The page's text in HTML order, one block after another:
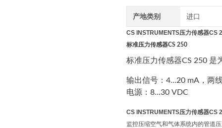
产地类别 进口
CS INSTRUMENTS压力传感器CS
标准压力传感器CS 250
标准压力传感器CS 250 是
输出信号：4...20 mA，两
电源：8...30 VDC
CS INSTRUMENTS压力传感器CS
监控压缩空气和气体系统内的管道